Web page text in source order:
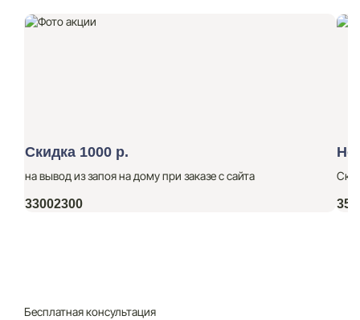
Скидка 1000 р.
на вывод из запоя на дому при заказе с сайта
33002300
Бесплатная консультация